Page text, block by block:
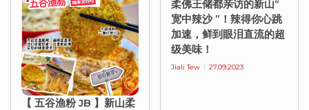
【 五谷渔粉 JB 】新山柔
柔佛王储都亲访的新山“
宽中辣沙 ”！辣得你心跳
加速，鲜到眼泪直流的超
级美味！
Jiali Tew 27.09.2023